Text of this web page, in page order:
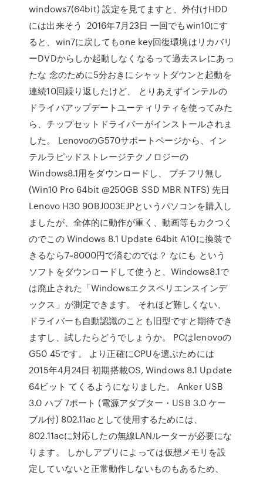
windows7(64bit) 設定を見てますと、外付けHDD
には出来そう 2016年7月23日 一回でもwin10にす
ると、win7に戻してもone key回復環境はリカバリ
ーDVDからしか起動しなくなるって過去スレにあっ
たな 念のために5分おきにシャットダウンと起動を
連続10回繰り返したけど、 とりあえずインテルの
ドライバアップデートユーティリティを使ってみた
ら、チップセットドライバーがインストールされま
した。 LenovoのG570サポートページから、イン
テルラピッドストレージテクノロジーの
Windows8.1用をダウンロードし、 プチフリ無し
(Win10 Pro 64bit @250GB SSD MBR NTFS) 先日
Lenovo H30 90BJ003EJPというパソコンを購入し
ましたが、全体的に動作が重く、動画等もカクつく
のでこの Windows 8.1 Update 64bit A10に換装で
きるなら7~8000円で済むのでは？ なにも という
ソフトをダウンロードして使うと、Windows8.1で
は廃止された「Windowsエクスペリエンスインデ
ックス」が測定できます。 それほど難しくない、
ドライバーも自動認識のことも旧型ですと期待でき
ますし、試したらどうでしょうか。 PCはlenovoの
G50 45です。 より正確にCPUを選ぶためには
2015年4月24日 初期搭載OS, Windows 8.1 Update
64ビット てくるようになりました。 Anker USB
3.0 ハブ 7ポート (電源アダプター・USB 3.0 ケー
ブル付) 802.11acとして使用するためには、
802.11acに対応したの無線LANルーターが必要にな
ります。 しかしアプリによっては仮想メモリを設
定していないと正常動作しないものもあるため、